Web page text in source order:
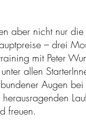
aber nicht nur
– drei
mit Peter
allen
Augen
freuen.